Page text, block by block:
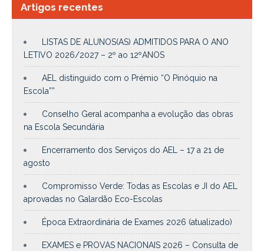
Artigos recentes
LISTAS DE ALUNOS(AS) ADMITIDOS PARA O ANO
LETIVO 2026/2027 – 2º ao 12ºANOS
AEL distinguido com o Prémio “O Pinóquio na
Escola””
Conselho Geral acompanha a evolução das obras
na Escola Secundária
Encerramento dos Serviços do AEL – 17 a 21 de
agosto
Compromisso Verde: Todas as Escolas e JI do AEL
aprovadas no Galardão Eco-Escolas
Época Extraordinária de Exames 2026 (atualizado)
EXAMES e PROVAS NACIONAIS 2026 – Consulta de